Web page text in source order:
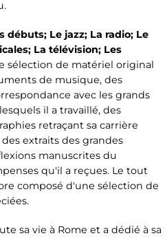
débuts; Le jazz; La radio; Le
La télévision; Les
sélection de matériel original
de musique, des
avec les grands
il a travaillé, des
retraçant sa carrière
extraits des grandes
manuscrites du
qu'il a reçues. Le tout
composé d'une sélection de
sa vie à Rome et a dédié à sa